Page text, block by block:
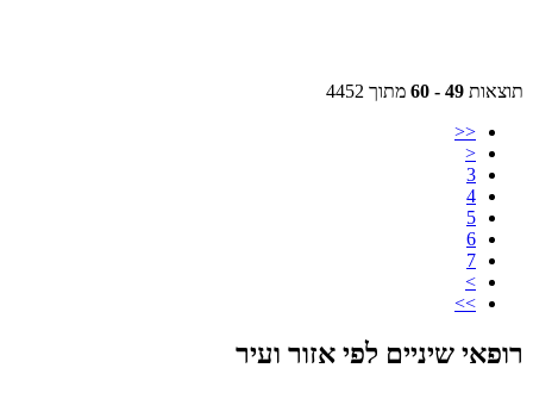
תוצאות 49 - 60
מתוך 4452
<<
<
3
4
5
6
7
>
>>
רופאי שיניים לפי אזור ועיר